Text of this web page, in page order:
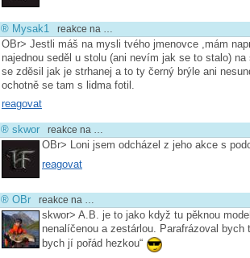
® Mysak1 reakce na …
OBr> Jestli máš na mysli tvého jmenovce ,mám
najednou seděl u stolu (ani nevím jak se to stalo)
se zděsil jak je strhanej a to ty černý brýle ani
ochotně se tam s lidma fotil.
reagovat
® skwor reakce na …
OBr> Loni jsem odcházel z jeho akce s
reagovat
® OBr reakce na …
skwor> A.B. je to jako když tu pěknou
nenalíčenou a zestárlou. Parafrázoval
bych jí pořád hezkou“